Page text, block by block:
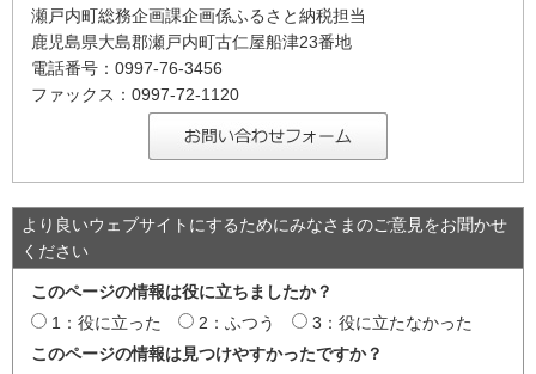
瀬戸内町総務企画課企画係ふるさと納税担当
鹿児島県大島郡瀬戸内町古仁屋船津23番地
電話番号：0997-76-3456
ファックス：0997-72-1120
より良いウェブサイトにするためにみなさまのご意見をお聞かせ
ください
このページの情報は役に立ちましたか？
1：役に立った
2：ふつう
3：役に立たなかった
このページの情報は見つけやすかったですか？